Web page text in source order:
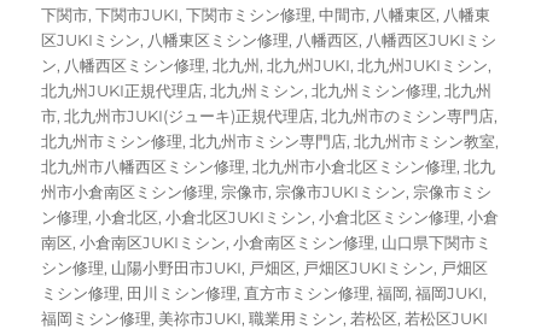
下関市,下関市JUKI,下関市ミシン修理,中間市, 八幡東区, 八幡東
区JUKIミシン, 八幡東区ミシン修理, 八幡西区, 八幡西区JUKIミシ
ン, 八幡西区ミシン修理,北九州 ,北九州JUKI,北九州JUKIミシン,
北九州JUKI正規代理店,北九州ミシン,北九州ミシン修理,北九州
市,北九州市JUKI(ジューキ)正規代理店,北九州市のミシン専門店,
北九州市ミシン修理,北九州市ミシン専門店,北九州市ミシン教室,
北九州市八幡西区ミシン修理,北九州市小倉北区ミシン修理,北九
州市小倉南区ミシン修理, 宗像市, 宗像市JUKIミシン, 宗像市ミシ
ン修理,小倉北区,小倉北区JUKIミシン,小倉北区ミシン修理,小倉
南区,小倉南区JUKIミシン,小倉南区ミシン修理, 山口県下関市ミ
シン修理, 山陽小野田市JUKI, 戸畑区, 戸畑区JUKIミシン, 戸畑区
ミシン修理, 田川ミシン修理, 直方市ミシン修理,福岡,福岡JUKI,
福岡ミシン修理, 美祢市JUKI,職業用ミシン, 若松区, 若松区JUKI